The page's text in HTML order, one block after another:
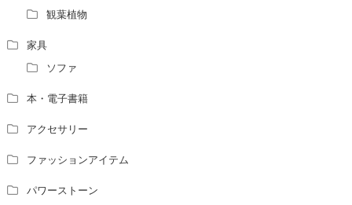
観葉植物
家具
ソファ
本・電子書籍
アクセサリー
ファッションアイテム
パワーストーン